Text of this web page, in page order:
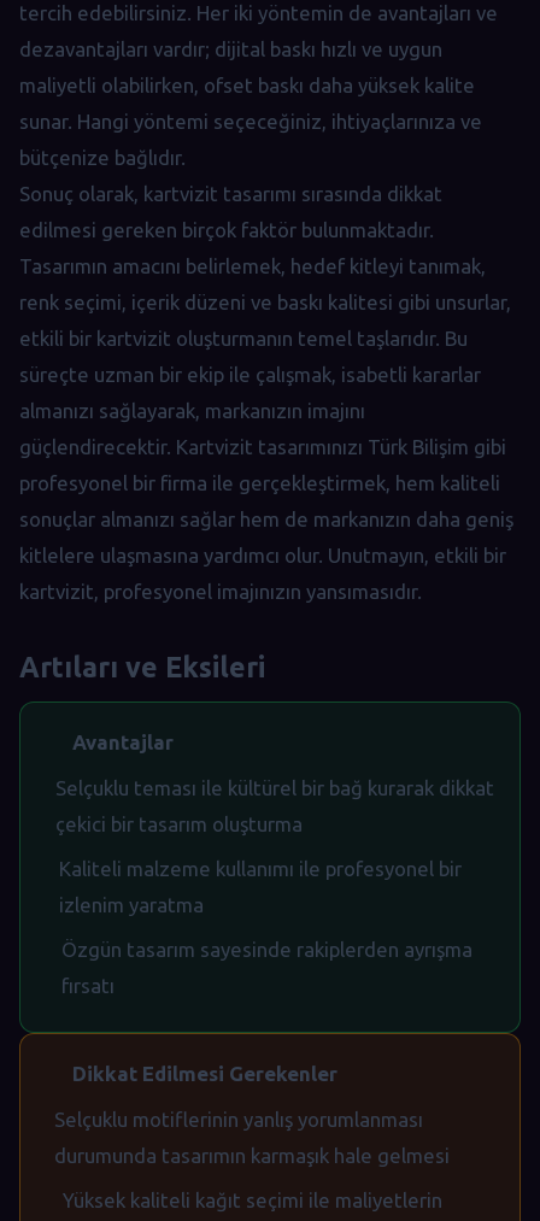
tercih edebilirsiniz. Her iki yöntemin de avantajları ve
dezavantajları vardır; dijital baskı hızlı ve uygun
maliyetli olabilirken, ofset baskı daha yüksek kalite
sunar. Hangi yöntemi seçeceğiniz, ihtiyaçlarınıza ve
bütçenize bağlıdır.
Sonuç olarak, kartvizit tasarımı sırasında dikkat
edilmesi gereken birçok faktör bulunmaktadır.
Tasarımın amacını belirlemek, hedef kitleyi tanımak,
renk seçimi, içerik düzeni ve baskı kalitesi gibi unsurlar,
etkili bir kartvizit oluşturmanın temel taşlarıdır. Bu
süreçte uzman bir ekip ile çalışmak, isabetli kararlar
almanızı sağlayarak, markanızın imajını
güçlendirecektir. Kartvizit tasarımınızı Türk Bilişim gibi
profesyonel bir firma ile gerçekleştirmek, hem kaliteli
sonuçlar almanızı sağlar hem de markanızın daha geniş
kitlelere ulaşmasına yardımcı olur. Unutmayın, etkili bir
kartvizit, profesyonel imajınızın yansımasıdır.
Artıları ve Eksileri
Avantajlar
Selçuklu teması ile kültürel bir bağ kurarak dikkat
çekici bir tasarım oluşturma
Kaliteli malzeme kullanımı ile profesyonel bir
izlenim yaratma
Özgün tasarım sayesinde rakiplerden ayrışma
fırsatı
Dikkat Edilmesi Gerekenler
Selçuklu motiflerinin yanlış yorumlanması
durumunda tasarımın karmaşık hale gelmesi
Yüksek kaliteli kağıt seçimi ile maliyetlerin